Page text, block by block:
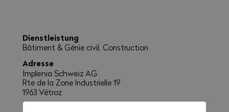
Dienstleistung
Bâtiment & Génie civil, Construction
Adresse
Implenia Schweiz AG
Rte de la Zone Industrielle 19
1963 Vétroz